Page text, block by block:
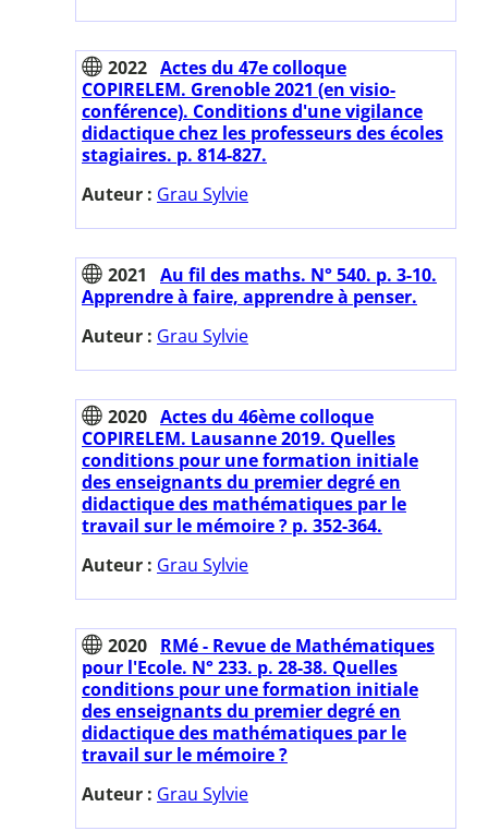
2022 Actes du 47e colloque
COPIRELEM. Grenoble 2021 (en visio-
conférence). Conditions d'une vigilance
didactique chez les professeurs des écoles
stagiaires. p. 814-827.
Auteur : Grau Sylvie
2021
Au fil des maths. N° 540. p. 3-10.
Apprendre à faire, apprendre à penser.
Auteur : Grau Sylvie
2020 Actes du 46ème colloque
COPIRELEM. Lausanne 2019. Quelles
conditions pour une formation initiale
des enseignants du premier degré en
didactique des mathématiques par le
travail sur le mémoire ? p. 352-364.
Auteur : Grau Sylvie
2020 RMé - Revue de Mathématiques
pour l'Ecole. N° 233. p. 28-38. Quelles
conditions pour une formation initiale
des enseignants du premier degré en
didactique des mathématiques par le
travail sur le mémoire ?
Auteur : Grau Sylvie